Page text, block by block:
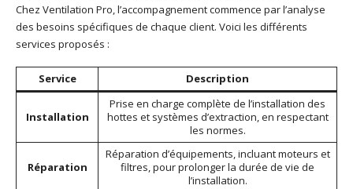
Chez Ventilation Pro, l’accompagnement commence par l’analyse
des besoins spécifiques de chaque client. Voici les différents
services proposés :
Service Description
Installation
Prise en charge complète de l’installation des
hottes et systèmes d’extraction, en respectant
les normes.
Réparation
Réparation d’équipements, incluant moteurs et
filtres, pour prolonger la durée de vie de
l’installation.